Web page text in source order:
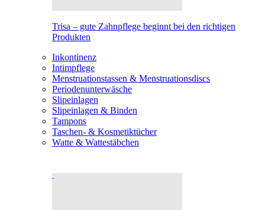
Trisa – gute Zahnpflege beginnt bei den richtigen
Produkten
Inkontinenz
Intimpflege
Menstruationstassen & Menstruationsdiscs
Periodenunterwäsche
Slipeinlagen
Slipeinlagen & Binden
Tampons
Taschen- & Kosmetiktücher
Watte & Wattestäbchen